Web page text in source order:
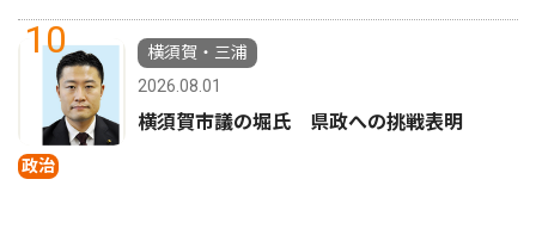
10
政治
横須賀・三浦
2026.08.01
横須賀市議の堀氏 県政への挑戦表明